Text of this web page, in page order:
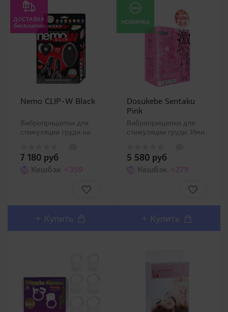
Nemo CLIP-W Black
Виброприщепки для
стимуляции груди на
прищепками 23 см). ..
7 180 руб
Кешбэк +359
+ Купить
Dosukebe Sentaku
Pink
Виброприщепки для
стимуляции груди. Ими
начинающие, в
одиночной игре, так и
комплекте щелочные
батарейки. ..
5 580 руб
Кешбэк +279
+ Купить